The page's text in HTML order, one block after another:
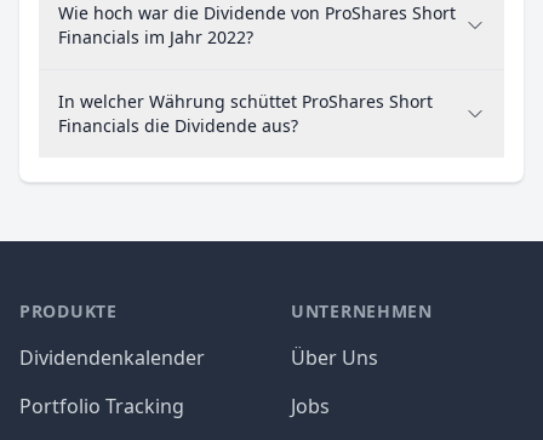
Wie hoch war die Dividende von ProShares Short
Financials im Jahr 2022?
In welcher Währung schüttet ProShares Short
Financials die Dividende aus?
PRODUKTE
Dividendenkalender
Portfolio Tracking
UNTERNEHMEN
Über Uns
Jobs